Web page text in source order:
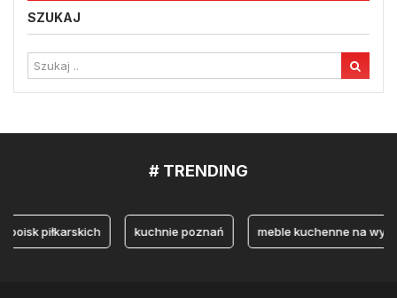
SZUKAJ
# TRENDING
piłkarskich kuchnie poznań meble kuchenne na wymiar